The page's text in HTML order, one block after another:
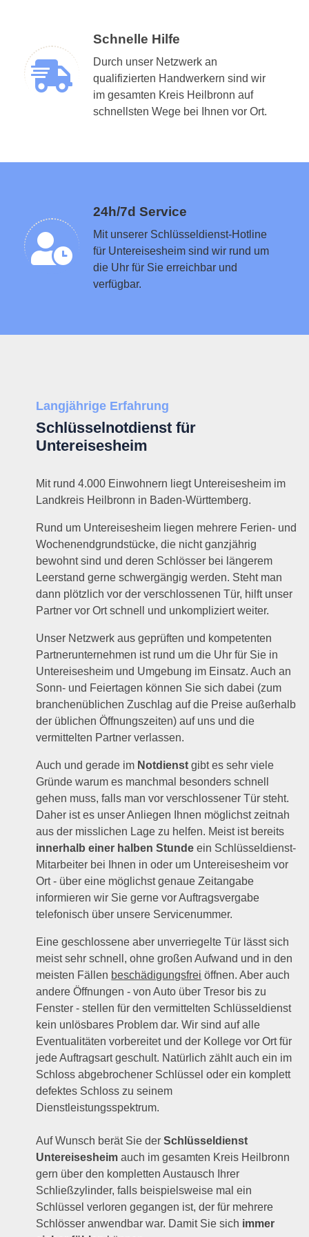
Schnelle Hilfe
Durch unser Netzwerk an
qualifizierten Handwerkern sind wir
im gesamten Kreis Heilbronn auf
schnellsten Wege bei Ihnen vor Ort.
24h/7d Service
Mit unserer Schlüsseldienst-Hotline
für Untereisesheim sind wir rund um
die Uhr für Sie erreichbar und
verfügbar.
Schlüsseldienst in der Nähe vermitteln
Langjährige Erfahrung
Schlüsselnotdienst für
Untereisesheim
Mit rund 4.000 Einwohnern liegt Untereisesheim im
Landkreis Heilbronn in Baden-Württemberg.
Rund um Untereisesheim liegen mehrere Ferien- und
Wochenendgrundstücke, die nicht ganzjährig
bewohnt sind und deren Schlösser bei längerem
Leerstand gerne schwergängig werden. Steht man
dann plötzlich vor der verschlossenen Tür, hilft unser
Partner vor Ort schnell und unkompliziert weiter.
Unser Netzwerk aus geprüften und kompetenten
Partnerunternehmen ist rund um die Uhr für Sie in
Untereisesheim und Umgebung im Einsatz. Auch an
Sonn- und Feiertagen können Sie sich dabei (zum
branchenüblichen Zuschlag auf die Preise außerhalb
der üblichen Öffnungszeiten) auf uns und die
vermittelten Partner verlassen.
Auch und gerade im Notdienst gibt es sehr viele
Gründe warum es manchmal besonders schnell
gehen muss, falls man vor verschlossener Tür steht.
Daher ist es unser Anliegen Ihnen möglichst zeitnah
aus der misslichen Lage zu helfen. Meist ist bereits
innerhalb einer halben Stunde ein Schlüsseldienst-
Mitarbeiter bei Ihnen in oder um Untereisesheim vor
Ort - über eine möglichst genaue Zeitangabe
informieren wir Sie gerne vor Auftragsvergabe
telefonisch über unsere Servicenummer.
Eine geschlossene aber unverriegelte Tür lässt sich
meist sehr schnell, ohne großen Aufwand und in den
meisten Fällen beschädigungsfrei öffnen. Aber auch
andere Öffnungen - von Auto über Tresor bis zu
Fenster - stellen für den vermittelten Schlüsseldienst
kein unlösbares Problem dar. Wir sind auf alle
Eventualitäten vorbereitet und der Kollege vor Ort für
jede Auftragsart geschult. Natürlich zählt auch ein im
Schloss abgebrochener Schlüssel oder ein komplett
defektes Schloss zu seinem
Dienstleistungsspektrum.
Auf Wunsch berät Sie derSchlüsseldienst
Untereisesheim auch im gesamten Kreis Heilbronn
gern über den kompletten Austausch Ihrer
Schließzylinder, falls beispielsweise mal ein
Schlüssel verloren gegangen ist, der für mehrere
Schlösser anwendbar war. Damit Sie sich immer